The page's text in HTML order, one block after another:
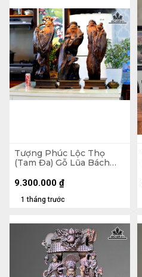
Tượng Phúc Lộc Thọ
(Tam Đa) Gỗ Lũa Bách
Ngang 23 Sâu 16 (cm) - Kỷ
1 tháng trước
9.300.000 ₫